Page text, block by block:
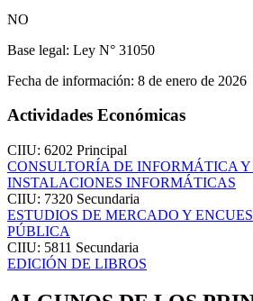
NO
Base legal: Ley N° 31050
Fecha de información: 8 de enero de 2026
Actividades Económicas
CIIU: 6202 Principal
CONSULTORÍA DE INFORMÁTICA Y
INSTALACIONES INFORMÁTICAS
CIIU: 7320 Secundaria
ESTUDIOS DE MERCADO Y
PÚBLICA
CIIU: 5811 Secundaria
EDICIÓN DE LIBROS